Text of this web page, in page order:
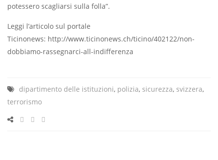
potessero scagliarsi sulla folla”.
Leggi l’articolo sul portale
Ticinonews: http://www.ticinonews.ch/ticino/402122/non-
dobbiamo-rassegnarci-all-indifferenza
dipartimento delle istituzioni, polizia, sicurezza, svizzera,
terrorismo